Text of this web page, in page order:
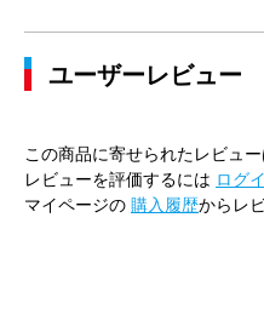
ユーザーレビュー
この商品に寄せられたレビュー
レビューを評価するには ログ
マイページの 購入履歴からレ